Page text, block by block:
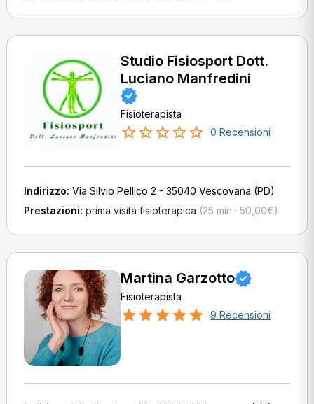
Studio Fisiosport Dott.
Luciano Manfredini
Fisioterapista
0 Recensioni
Indirizzo: Via Silvio Pellico 2 - 35040 Vescovana (PD)
Prestazioni: prima visita fisioterapica (25 min · 50,00€)
Martina Garzotto
Fisioterapista
9 Recensioni